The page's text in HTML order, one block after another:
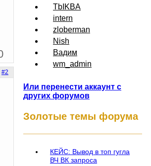
#2
TbIKBA
intern
zloberman
Nish
Вадим
wm_admin
Или перенести аккаунт с
других форумов
Золотые темы форума
КЕЙС: Вывод в топ гугла
ВЧ ВК запроса